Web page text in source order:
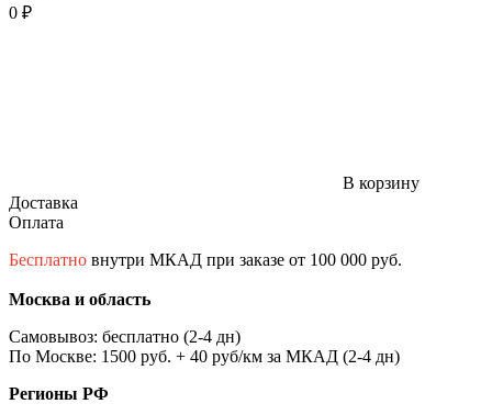
0 ₽
В корзину
Доставка
Оплата
Бесплатно внутри МКАД при заказе от 100 000 руб.
Москва и область
Самовывоз: бесплатно (2-4 дн)
По Москве: 1500 руб. + 40 руб/км за МКАД (2-4 дн)
Регионы РФ